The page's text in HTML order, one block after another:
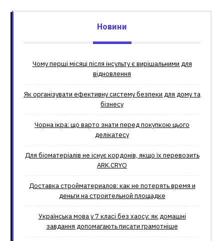
Новини
Чому перші місяці після інсульту є вирішальними для
відновлення
Як організувати ефективну систему безпеки для дому та
бізнесу
Чорна ікра: що варто знати перед покупкою цього
делікатесу
Для біоматеріалів не існує кордонів, якщо їх перевозить
ARK.CRYO
Доставка стройматериалов: как не потерять время и
деньги на строительной площадке
Українська мова у 7 класі без хаосу: як домашні
завдання допомагають писати грамотніше